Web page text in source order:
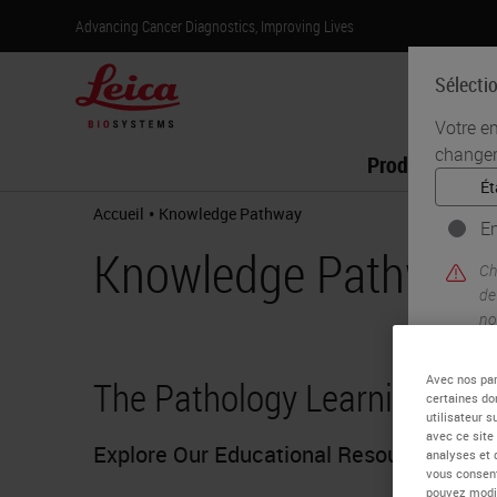
Advancing Cancer Diagnostics, Improving Lives
Votre
Produits
Accueil • Knowledge Pathway
Knowledge Pathway
The Pathology Learning Hub
Explore Our Educational Resources
Avec nos
certaines
utilisateur
avec ce site
analyses et
vous
pouvez